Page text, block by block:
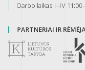
Darbo laikas: I–IV
PARTNERIAI IR